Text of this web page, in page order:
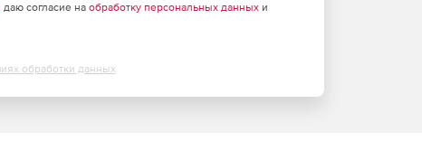
даю согласие на обработку персональных данныхи
обработки данных